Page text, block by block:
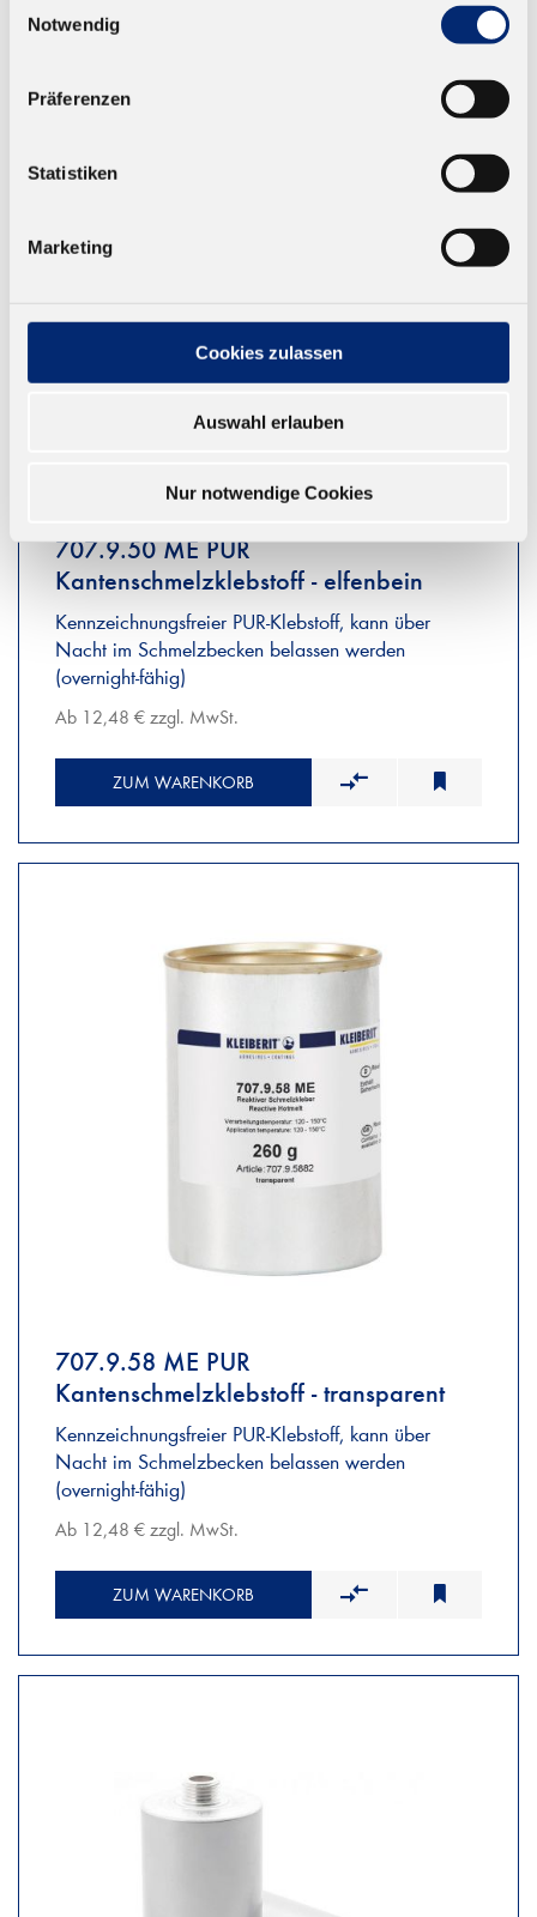
Notwendig
Präferenzen
Statistiken
Marketing
Cookies zulassen
Auswahl erlauben
Nur notwendige Cookies
707.9.50 ME PUR
Kantenschmelzklebstoff - elfenbein
Kennzeichnungsfreier PUR-Klebstoff, kann über
Nacht im Schmelzbecken belassen werden
(overnight-fähig)
Ab 12,48 € zzgl. MwSt.
ZUM WARENKORB
707.9.58 ME PUR
Kantenschmelzklebstoff - transparent
Kennzeichnungsfreier PUR-Klebstoff, kann über
Nacht im Schmelzbecken belassen werden
(overnight-fähig)
Ab 12,48 € zzgl. MwSt.
ZUM WARENKORB